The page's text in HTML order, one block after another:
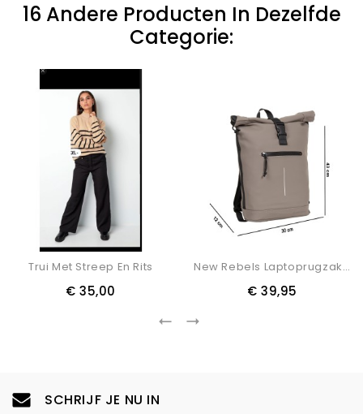
16 Andere Producten In Dezelfde
Categorie:
Trui Met Streep En Rits
€ 35,00
New Rebels Laptoprugzak / Rugtas / Schooltas 15.6 Inch Mart Rolltop
€ 39,95
SCHRIJF JE NU IN